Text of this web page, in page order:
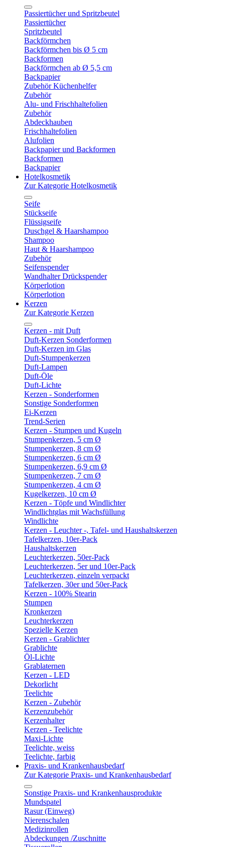
Passiertücher und Spritzbeutel
Passiertücher
Spritzbeutel
Backförmchen
Backförmchen bis Ø 5 cm
Backformen
Backförmchen ab Ø 5,5 cm
Backpapier
Zubehör Küchenhelfer
Zubehör
Alu- und Frischhaltefolien
Zubehör
Abdeckhauben
Frischhaltefolien
Alufolien
Backpapier und Backformen
Backformen
Backpapier
Hotelkosmetik
Zur Kategorie Hotelkosmetik
Seife
Stückseife
Flüssigseife
Duschgel & Haarshampoo
Shampoo
Haut & Haarshampoo
Zubehör
Seifenspender
Wandhalter Drückspender
Körperlotion
Körperlotion
Kerzen
Zur Kategorie Kerzen
Kerzen - mit Duft
Duft-Kerzen Sonderformen
Duft-Kerzen im Glas
Duft-Stumpenkerzen
Duft-Lampen
Duft-Öle
Duft-Lichte
Kerzen - Sonderformen
Sonstige Sonderformen
Ei-Kerzen
Trend-Serien
Kerzen - Stumpen und Kugeln
Stumpenkerzen, 5 cm Ø
Stumpenkerzen, 8 cm Ø
Stumpenkerzen, 6 cm Ø
Stumpenkerzen, 6,9 cm Ø
Stumpenkerzen, 7 cm Ø
Stumpenkerzen, 4 cm Ø
Kugelkerzen, 10 cm Ø
Kerzen - Töpfe und Windlichter
Windlichtglas mit Wachsfüllung
Windlichte
Kerzen - Leuchter -, Tafel- und Haushaltskerzen
Tafelkerzen, 10er-Pack
Haushaltskerzen
Leuchterkerzen, 50er-Pack
Leuchterkerzen, 5er und 10er-Pack
Leuchterkerzen, einzeln verpackt
Tafelkerzen, 30er und 50er-Pack
Kerzen - 100% Stearin
Stumpen
Kronkerzen
Leuchterkerzen
Spezielle Kerzen
Kerzen - Grablichter
Grablichte
Öl-Lichte
Grablaternen
Kerzen - LED
Dekorlicht
Teelichte
Kerzen - Zubehör
Kerzenzubehör
Kerzenhalter
Kerzen - Teelichte
Maxi-Lichte
Teelichte, weiss
Teelichte, farbig
Praxis- und Krankenhausbedarf
Zur Kategorie Praxis- und Krankenhausbedarf
Sonstige Praxis- und Krankenhausprodukte
Mundspatel
Rasur (Einweg)
Nierenschalen
Medizinrollen
Abdeckungen /Zuschnitte